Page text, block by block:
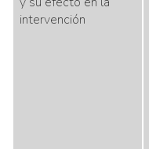
intervención